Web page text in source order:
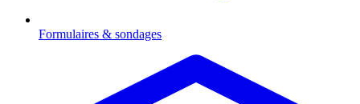
Formulaires & sondages